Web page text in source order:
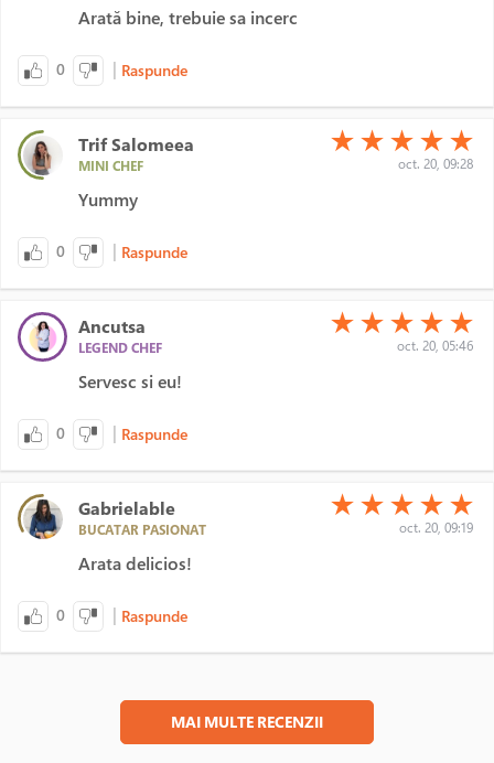
Arată bine, trebuie sa incerc
0 | Raspunde
Trif Salomeea
MINI CHEF
(*)
★ (*)
★ (*)
★ (*)
★ (*)
★
oct. 20, 09:28
Yummy
0 | Raspunde
Ancutsa
LEGEND CHEF
(*)
★ (*)
★ (*)
★ (*)
★ (*)
★
oct. 20, 05:46
Servesc si eu!
0 | Raspunde
Gabrielable
BUCATAR PASIONAT
(*)
★ (*)
★ (*)
★ (*)
★ (*)
★
oct. 20, 09:19
Arata delicios!
0 | Raspunde
MAI MULTE RECENZII